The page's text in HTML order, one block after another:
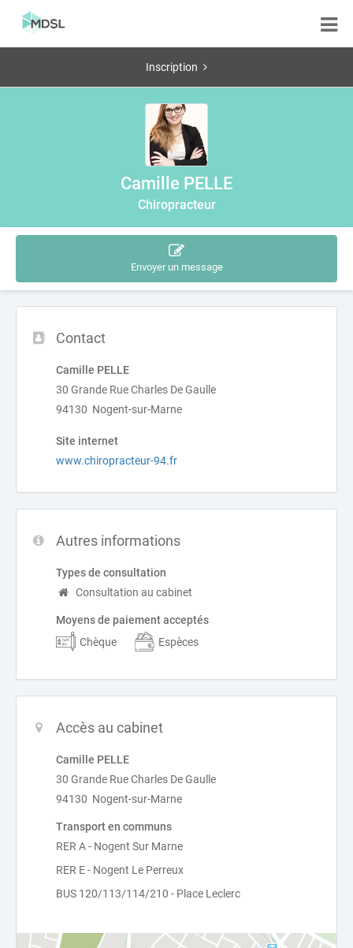
Inscription
Camille PELLE
Chiropracteur
Envoyer un message
Contact
Camille PELLE
30 Grande Rue Charles De Gaulle
94130 Nogent-sur-Marne
Site internet
www.chiropracteur-94.fr
Autres informations
Types de consultation
Consultation au cabinet
Moyens de paiement acceptés
Chèque
Espèces
Accès au cabinet
Camille PELLE
30 Grande Rue Charles De Gaulle
94130 Nogent-sur-Marne
Transport en communs
RER A - Nogent Sur Marne
RER E - Nogent Le Perreux
BUS 120/113/114/210 - Place Leclerc